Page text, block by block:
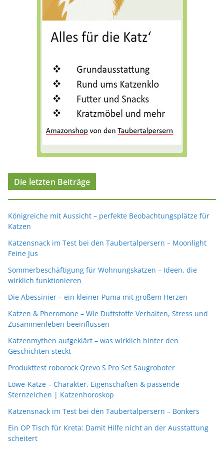
Die letzten Beiträge
Königreiche mit Aussicht – perfekte Beobachtungsplätze für
Katzen
Katzensnack im Test bei den Taubertalpersern – Moonlight
Feine Jus
Sommerbeschäftigung für Wohnungskatzen – Ideen, die
wirklich funktionieren
Die Abessinier – ein kleiner Puma mit großem Herzen
Katzen & Pheromone – Wie Duftstoffe Verhalten, Stress und
Zusammenleben beeinflussen
Katzenmythen aufgeklärt – was wirklich hinter den
Geschichten steckt
Produkttest roborock Qrevo S Pro Set Saugroboter
Löwe-Katze – Charakter, Eigenschaften & passende
Sternzeichen | Katzenhoroskop
Katzensnack im Test bei den Taubertalpersern – Bonkers
Ein OP Tisch für Kreta: Damit Hilfe nicht an der Ausstattung
scheitert